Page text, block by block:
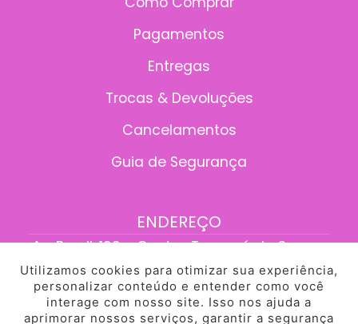
Pagamentos
Entregas
Trocas & Devoluções
Cancelamentos
Guia de Segurança
ENDEREÇO
Av. Brasil, 199 - Centro, Tangará da Serra -
MT, 78300-095
Utilizamos cookies para otimizar sua experiência,
personalizar conteúdo e entender como você
interage com nosso site. Isso nos ajuda a
aprimorar nossos serviços, garantir a segurança